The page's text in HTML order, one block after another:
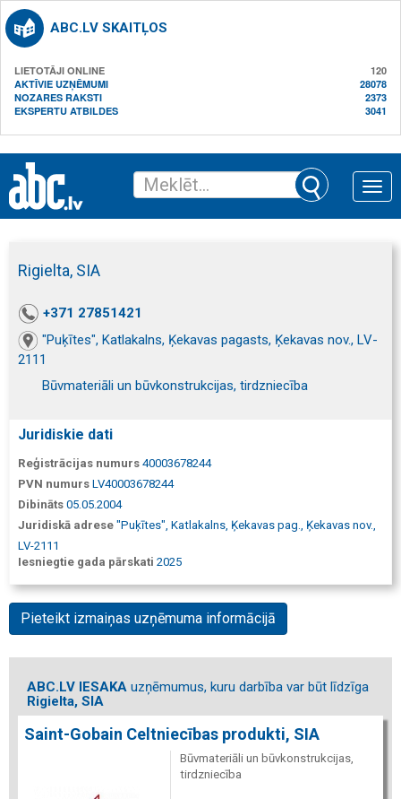
ABC.LV SKAITĻOS
LIETOTĀJI ONLINE
120
AKTĪVIE UZŅĒMUMI
28078
NOZARES RAKSTI
2373
EKSPERTU ATBILDES
3041
Toggle
Rigielta, SIA
+371 27851421
"Puķītes", Katlakalns, Ķekavas pagasts, Ķekavas nov., LV-
2111
Būvmateriāli un būvkonstrukcijas, tirdzniecība
Juridiskie dati
Reģistrācijas numurs 40003678244
PVN numurs LV40003678244
Dibināts 05.05.2004
Juridiskā adrese "Puķītes", Katlakalns, Ķekavas pag., Ķekavas nov.,
LV-2111
Iesniegtie gada pārskati 2025
Pieteikt izmaiņas uzņēmuma informācijā
ABC.LV IESAKA uzņēmumus, kuru darbība var būt līdzīga
Rigielta, SIA
Saint-Gobain Celtniecības produkti, SIA
Būvmateriāli un būvkonstrukcijas,
tirdzniecība